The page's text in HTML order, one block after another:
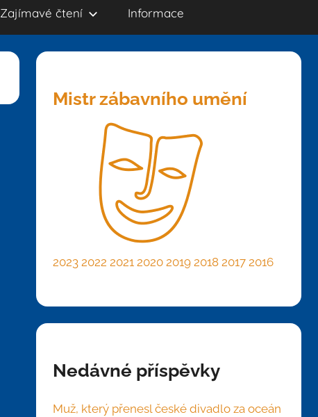
Zajímavé čtení Informace
Mistr zábavního umění
2023 2022 2021 2020 2019 2018 2017 2016
Nedávné příspěvky
Muž, který přenesl české divadlo za oceán